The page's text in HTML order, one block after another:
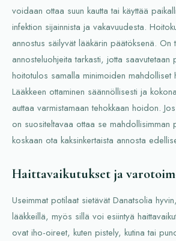
voidaan ottaa suun kautta tai käyttää
infektion sijainnista ja vakavuudesta.
annostus säilyvät lääkärin päätöksenä. On
annosteluohjeita tarkasti, jotta saavutetaan
hoitotulos samalla minimoiden mahdolliset
Lääkkeen ottaminen säännöllisesti ja
auttaa varmistamaan tehokkaan hoidon.
on suositeltavaa ottaa se mahdollisimman
koskaan ota kaksinkertaista annosta
Haittavaikutukset ja
Useimmat potilaat sietävät Danatsolia
lääkkeillä, myös sillä voi esiintyä
ovat iho-oireet, kuten pistely, kutina tai